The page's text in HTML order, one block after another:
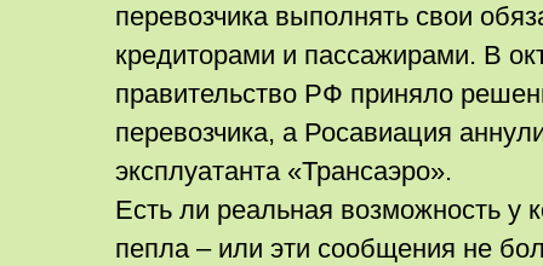
перевозчика выполнять свои
кредиторами и пассажирами. В
правительство РФ приняло
перевозчика, а Росавиация
эксплуатанта «Трансаэро».
Есть ли реальная возможность у
пепла – или эти сообщения не